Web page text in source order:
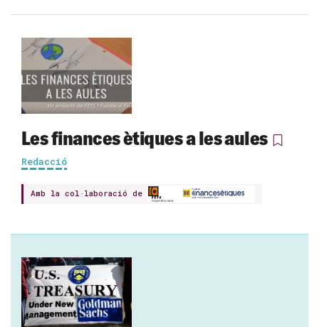
Les finances ètiques a les aules
Redacció
Amb la col·laboració de